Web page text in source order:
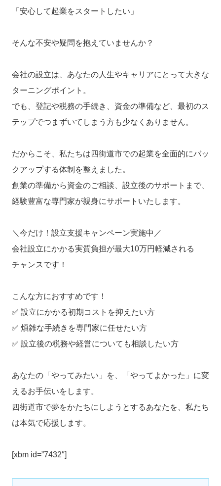
「安心して起業をスタートしたい」
そんな不安や疑問を抱えていませんか？
会社の設立は、あなたの人生やキャリアにとって大きな
ターニングポイント。
でも、登記や税務の手続き、資金の準備など、最初のス
テップでつまずいてしまう方も少なくありません。
だからこそ、私たちは四街道市での起業を全面的にバッ
クアップする体制を整えました。
創業の準備から資金のご相談、設立後のサポートまで、
経験豊富な専門家が親身にサポートいたします。
＼今だけ！設立支援キャンペーン実施中／
会社設立にかかる実質負担が最大10万円軽減される
チャンスです！
こんな方におすすめです！
✅ 設立にかかる初期コストを抑えたい方
✅ 煩雑な手続きを専門家に任せたい方
✅ 設立後の税務や経営についても相談したい方
あなたの「やってみたい」を、「やってよかった」に変
えるお手伝いをします。
四街道市で夢をかたちにしようとするあなたを、私たち
は本気で応援します。
[xbm id=”7432″]